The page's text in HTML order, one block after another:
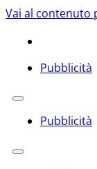
Vai al contenuto
Pubblicità
Pubblicità